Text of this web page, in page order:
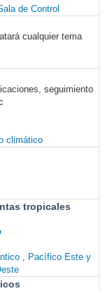
de Control
cualquier tema
seguimiento
climático
tropicales
Pacífico Este y